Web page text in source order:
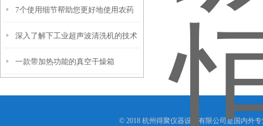
修常识即可
7个使用细节帮助您更好地使用农药
残留检测仪
深入了解下工业超声波清洗机的技术
原理
一款带加热功能的真空干燥箱
© 2018 杭州得聚仪器设备有限公司是国内外